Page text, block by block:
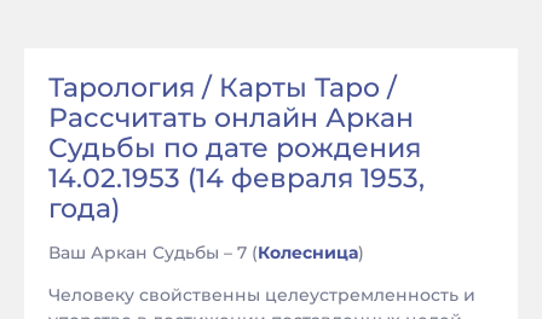
Тарология / Карты Таро /
Рассчитать онлайн Аркан
Судьбы по дате рождения
14.02.1953 (14 февраля 1953,
года)
Ваш Аркан Судьбы – 7 (Колесница)
Человеку свойственны целеустремленность и